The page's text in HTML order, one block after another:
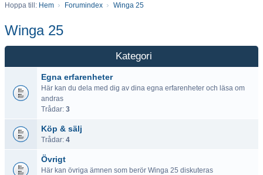
Hoppa till: Hem Forumindex Winga 25
Winga 25
Kategori
Egna erfarenheter
Här kan du dela med dig av dina egna erfarenheter och läsa om
andras
Trådar: 3
Köp & sälj
Trådar: 4
Övrigt
Här kan övriga ämnen som berör Winga 25 diskuteras